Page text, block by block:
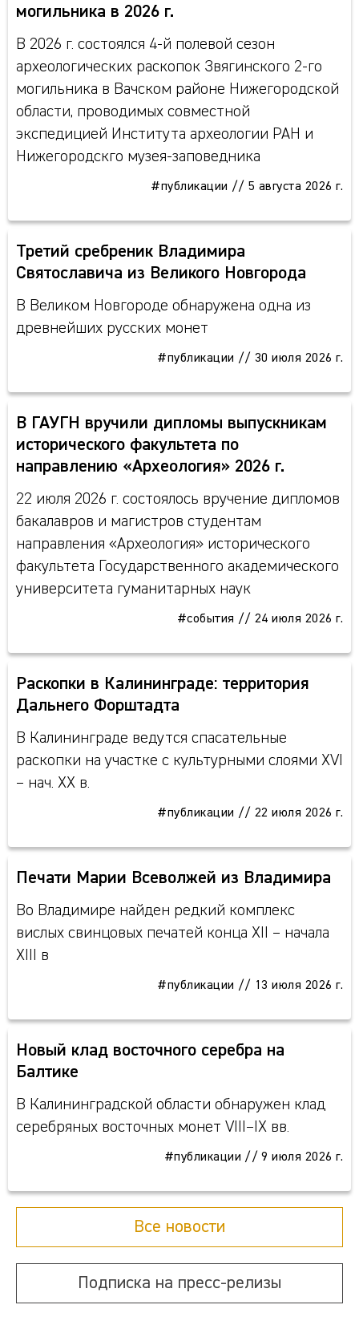
могильника в 2026 г.
В 2026 г. состоялся 4-й полевой сезон
археологических раскопок Звягинского 2-го
могильника в Вачском районе Нижегородской
области, проводимых совместной
экспедицией Института археологии РАН и
Нижегородскго музея-заповедника
#публикации // 5 августа 2026 г.
Третий сребреник Владимира
Святославича из Великого Новгорода
В Великом Новгороде обнаружена одна из
древнейших русских монет
#публикации // 30 июля 2026 г.
В ГАУГН вручили дипломы выпускникам
исторического факультета по
направлению «Археология» 2026 г.
22 июля 2026 г. состоялось вручение дипломов
бакалавров и магистров студентам
направления «Археология» исторического
факультета Государственного академического
университета гуманитарных наук
#события // 24 июля 2026 г.
Раскопки в Калининграде: территория
Дальнего Форштадта
В Калининграде ведутся спасательные
раскопки на участке с культурными слоями XVI
– нач. XX в.
#публикации // 22 июля 2026 г.
Печати Марии Всеволжей из Владимира
Во Владимире найден редкий комплекс
вислых свинцовых печатей конца XII – начала
XIII в
#публикации // 13 июля 2026 г.
Новый клад восточного серебра на
Балтике
В Калининградской области обнаружен клад
серебряных восточных монет VIII–IX вв.
#публикации // 9 июля 2026 г.
Все новости
Подписка на пресс-релизы